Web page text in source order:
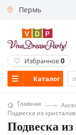
Пермь
Каталог
Избранное0
Главная
Подвеска из
Подвеска